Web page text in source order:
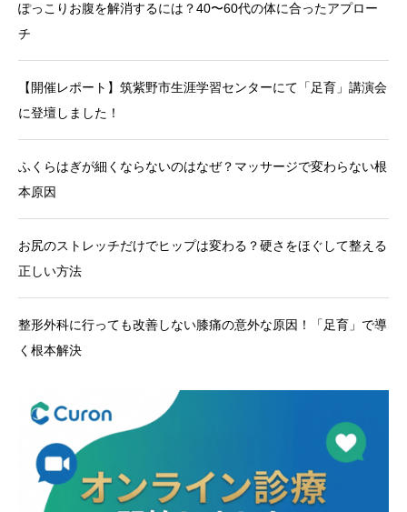
ぽっこりお腹を解消するには？40〜60代の体に合ったアプロー
チ
【開催レポート】筑紫野市生涯学習センターにて「足育」講演会
に登壇しました！
ふくらはぎが細くならないのはなぜ？マッサージで変わらない根
本原因
お尻のストレッチだけでヒップは変わる？硬さをほぐして整える
正しい方法
整形外科に行っても改善しない膝痛の意外な原因！「足育」で導
く根本解決